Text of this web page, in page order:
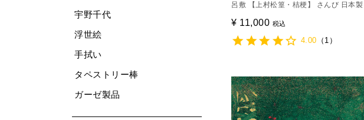
宇野千代
浮世絵
手拭い
タペストリー棒
ガーゼ製品
呂敷 【上村松篁・桔梗】 さんび 日本製
¥ 11,000 税込
4.00 （1）